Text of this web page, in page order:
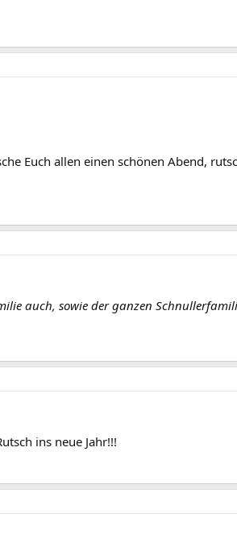
Euch allen einen schönen Abend,
auch, sowie der ganzen
ins neue Jahr!!!